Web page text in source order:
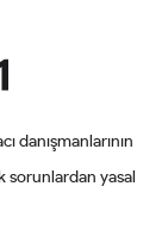
danışmanlarının
sorunlardan yasal